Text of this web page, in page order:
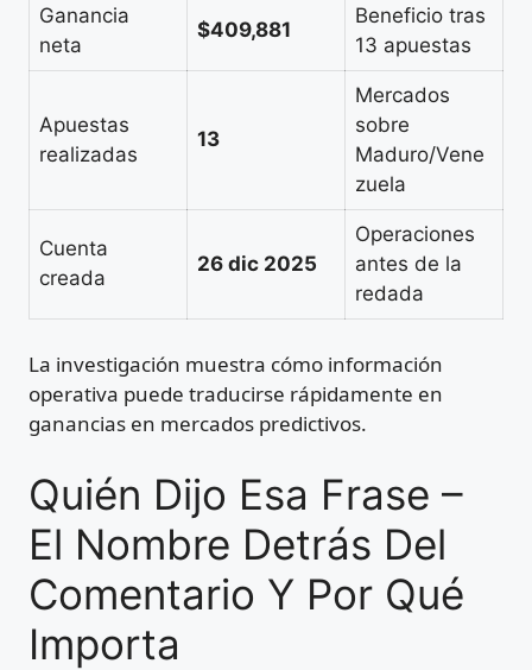
Ganancia
neta
$409,881
Beneficio tras
13 apuestas
Apuestas
realizadas
13
Mercados
sobre
Maduro/Vene
zuela
Cuenta
creada
26 dic 2025
Operaciones
antes de la
redada
La investigación muestra cómo información
operativa puede traducirse rápidamente en
ganancias en mercados predictivos.
Quién Dijo Esa Frase –
El Nombre Detrás Del
Comentario Y Por Qué
Importa